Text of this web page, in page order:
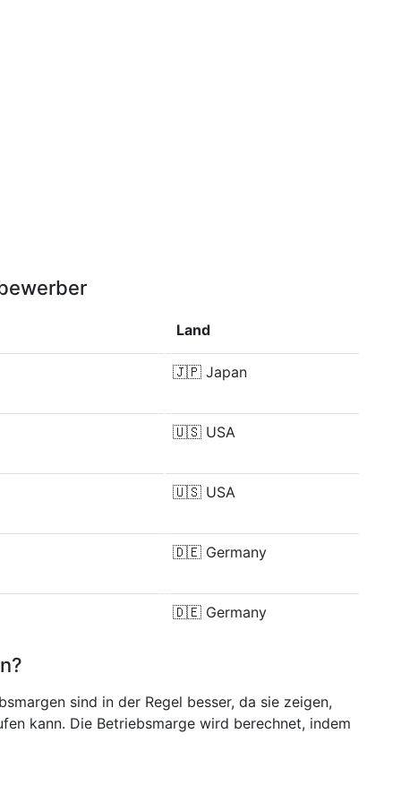
Land
🇯🇵 Japan
🇺🇸 USA
🇺🇸 USA
🇩🇪 Germany
🇩🇪 Germany
sind in der Regel besser, da sie zeigen,
kann. Die Betriebsmarge wird berechnet, indem